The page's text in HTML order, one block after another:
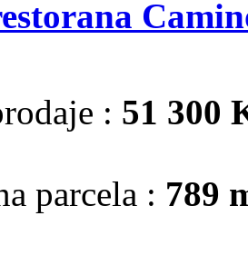
: 51 300
parcela : 789